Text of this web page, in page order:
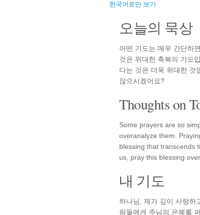
한국어로만 보기
오늘의 묵상
어떤 기도는 매우 간단하
것은 위대한 축복의 기도
다는 것은 더욱 위대한 것
않으시겠어요?
Thoughts on
Some prayers are so
overanalyze them.
blessing that transcends
us, pray this blessing
내 기도
하나님, 제가 깊이 사랑하
람들에게 주님의 은혜를